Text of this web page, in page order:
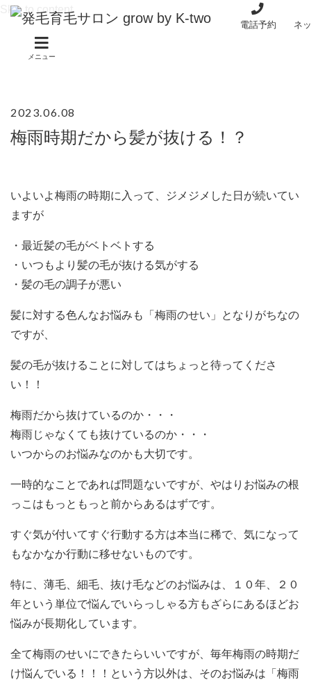
Skip to content
電話予約 ネ
メニュー
2023.06.08
梅雨時期だから髪が抜ける！？
いよいよ梅雨の時期に入って、ジメジメした日が続いてい
ますが
・最近髪の毛がベトベトする
・いつもより髪の毛が抜ける気がする
・髪の毛の調子が悪い
髪に対する色んなお悩みも「梅雨のせい」となりがちなの
ですが、
髪の毛が抜けることに対してはちょっと待ってくださ
い！！
梅雨だから抜けているのか・・・
梅雨じゃなくても抜けているのか・・・
いつからのお悩みなのかも大切です。
一時的なことであれば問題ないですが、やはりお悩みの根
っこはもっともっと前からあるはずです。
すぐ気が付いてすぐ行動する方は本当に稀で、気になって
もなかなか行動に移せないものです。
特に、薄毛、細毛、抜け毛などのお悩みは、１０年、２０
年という単位で悩んでいらっしゃる方もざらにあるほどお
悩みが長期化しています。
全て梅雨のせいにできたらいいですが、毎年梅雨の時期だ
け悩んでいる！！！という方以外は、そのお悩みは「梅雨